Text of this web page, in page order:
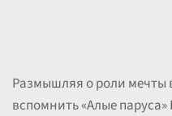
Размышляя о роли мечты
вспомнить «Алые